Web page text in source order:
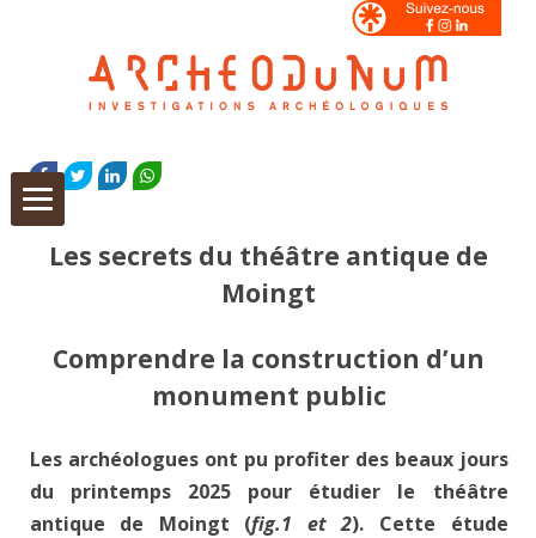
FACEBOOK
TWITTERLINKEDIN
Les secrets du théâtre antique de
Moingt
Comprendre la construction d’un
monument public
Les archéologues ont pu profiter des beaux jours
du printemps 2025 pour étudier le théâtre
antique de Moingt (fig.1 et 2). Cette étude